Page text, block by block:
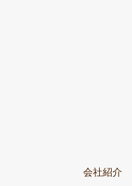
会社紹介